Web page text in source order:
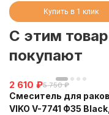
Купить в 1 клик
C этим
покупают
2 610 ₽5 750 ₽
Смеситель для
VIKO V-7741 Ф35 Black,